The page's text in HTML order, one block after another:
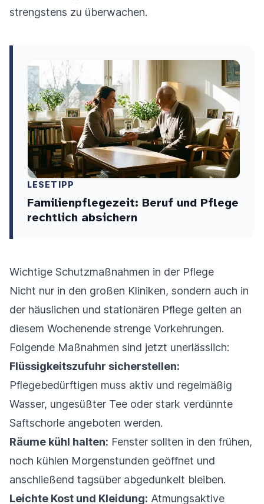
strengstens zu überwachen.
LESETIPP
Familienpflegezeit: Beruf und Pflege
rechtlich absichern
Wichtige Schutzmaßnahmen in der Pflege
Nicht nur in den großen Kliniken, sondern auch in
der häuslichen und stationären Pflege gelten an
diesem Wochenende strenge Vorkehrungen.
Folgende Maßnahmen sind jetzt unerlässlich:
Flüssigkeitszufuhr sicherstellen:
Pflegebedürftigen muss aktiv und regelmäßig
Wasser, ungesüßter Tee oder stark verdünnte
Saftschorle angeboten werden.
Räume kühl halten: Fenster sollten in den frühen,
noch kühlen Morgenstunden geöffnet und
anschließend tagsüber abgedunkelt bleiben.
Leichte Kost und Kleidung: Atmungsaktive